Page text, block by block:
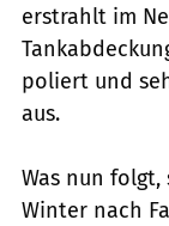
erstrahlt im
poliert und
aus.
Was nun
Winter nach